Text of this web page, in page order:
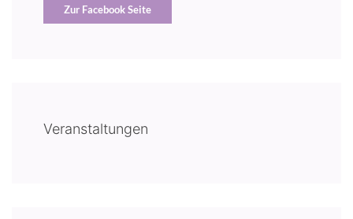
Zur Facebook Seite
Veranstaltungen